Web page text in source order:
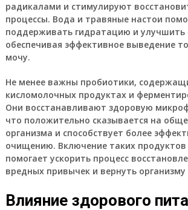
радикалами и стимулируют
процессы. Вода и травяные настои
поддерживать гидратацию и улучшить
обеспечивая эффективное выведение
мочу.
Не менее важны пробиотики,
кисломолочных продуктах и
Они восстанавливают здоровую
что положительно сказывается на
организма и способствует более
очищению. Включение таких
помогает ускорить процесс
вредных привычек и вернуть организму
Влияние здорового